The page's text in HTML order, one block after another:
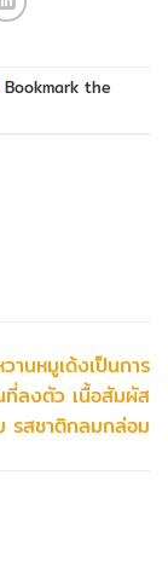
Bookmark the
านหมูเด้งเป็นการ
ลงตัว เนื้อสัมผัส
รสชาติกลมกล่อม